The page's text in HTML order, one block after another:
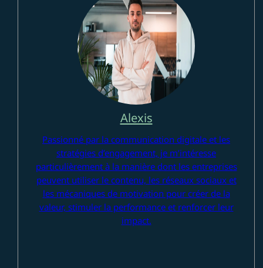
Alexis
Passionné par la communication digitale et les
stratégies d’engagement, je m’intéresse
particulièrement à la manière dont les entreprises
peuvent utiliser le contenu, les réseaux sociaux et
les mécaniques de motivation pour créer de la
valeur, stimuler la performance et renforcer leur
impact.